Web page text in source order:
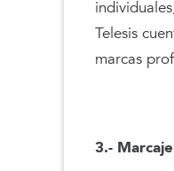
Telesis
marcas
3.-